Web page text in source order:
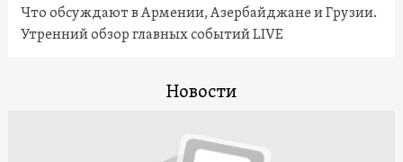
Что обсуждают в Армении, Азербайджане и Грузии.
Утренний обзор главных событий LIVE
Новости